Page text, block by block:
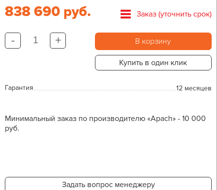
838 690 руб. Заказ (уточнить срок)
- + В корзину
Купить в один клик
Гарантия 12 месяцев
Минимальный заказ по производителю «Apach» - 10 000
руб.
Задать вопрос менеджеру